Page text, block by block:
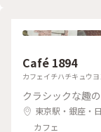
Café 1894
カフェイチハチキュウヨ
クラシックな趣
東京駅・銀座・
カフェ